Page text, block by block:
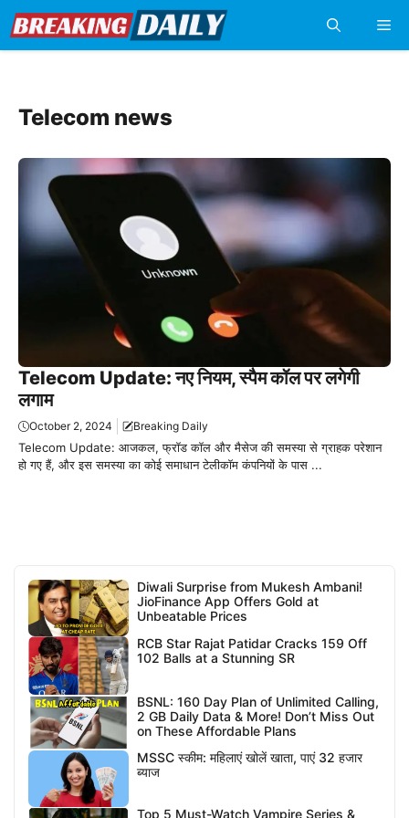
content
Telecom news
Telecom Update: नए नियम, स्पैम कॉल पर लगेगी
लगाम
October 2, 2024 Breaking Daily
Telecom Update: आजकल, फ्रॉड कॉल और मैसेज की समस्या से ग्राहक परेशान
हो गए हैं, और इस समस्या का कोई समाधान टेलीकॉम कंपनियों के पास ...
Diwali Surprise from Mukesh Ambani!
JioFinance App Offers Gold at
Unbeatable Prices
RCB Star Rajat Patidar Cracks 159 Off
102 Balls at a Stunning SR
BSNL: 160 Day Plan of Unlimited Calling,
2 GB Daily Data & More! Don’t Miss Out
on These Affordable Plans
MSSC स्कीम: महिलाएं खोलें खाता, पाएं 32 हजार
ब्याज
Top 5 Must-Watch Vampire Series &